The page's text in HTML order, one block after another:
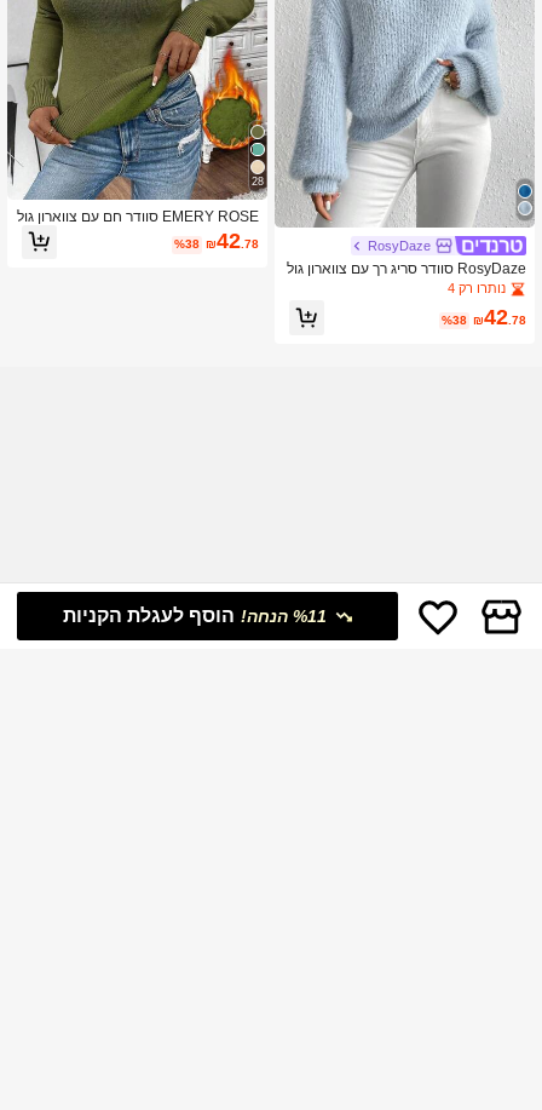
RosyDaze
RosyDaze סוודר סריג רך עם צווארון גול
ף, חולצות עם שרוולים ארוכים, סוודר סרו
נותרו רק 4
₪42.78
%38
28
EMERY ROSE סוודר חם עם צווארון גול
ף בצבע אחיד לנשים, סתיו/חורף
₪42.78
%38
הוסף לעגלת הקניות